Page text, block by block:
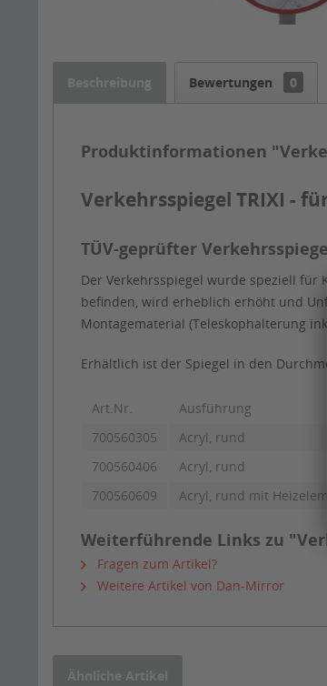
Beschreibung Bewertungen 0
Produktinformationen
Verkehrsspiegel TRIXI -
TÜV-geprüfter
Der Verkehrsspiegel wurde speziell für
befinden, wird erheblich erhöht und
Montagematerial (Teleskophalterung
Erhältlich ist der Spiegel in den
Art.Nr. Ausführung
700560305
Acryl, rund
700560406
Acryl, rund
700560609
Acryl, rund mit
Weiterführende Links zu
Fragen zum Artikel?
Weitere Artikel von Dan-Mirror
Ähnliche Artikel